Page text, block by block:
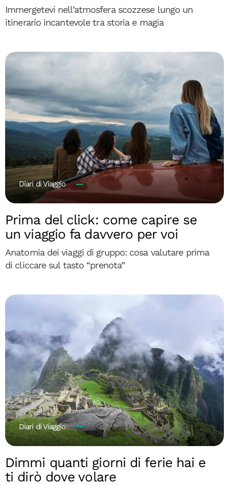
Immergetevi nell’atmosfera scozzese lungo un
itinerario incantevole tra storia e magia
Diari di Viaggio
Prima del click: come capire se
un viaggio fa davvero per voi
Anatomia dei viaggi di gruppo: cosa valutare prima
di cliccare sul tasto “prenota”
Diari di Viaggio
Dimmi quanti giorni di ferie hai e
ti dirò dove volare